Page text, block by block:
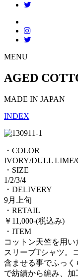
MENU
AGED
MADE IN JAPAN
INDEX
・COLOR
IVORY/DULL
・SIZE
1/2/3/4
・DELIVERY
9月上旬
・RETAIL
￥11,000-(税込み)
・ITEM
コットン天竺を用
スリーブTシャツ。
含ませる事でふっく
で紡績から編み、